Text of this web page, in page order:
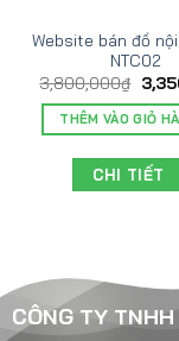
Website bán đồ
NTC02
3,800,000₫
THÊM VÀO GIỎ
CHI TIẾT
CÔNG TY